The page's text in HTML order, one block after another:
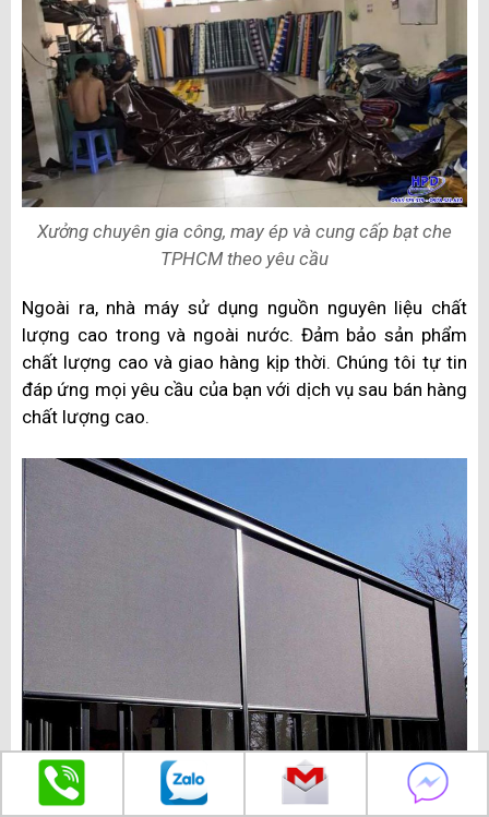
Xưởng chuyên gia công, may ép và cung cấp bạt che
TPHCM theo yêu cầu
Ngoài ra, nhà máy sử dụng nguồn nguyên liệu chất
lượng cao trong và ngoài nước. Đảm bảo sản phẩm
chất lượng cao và giao hàng kịp thời. Chúng tôi tự tin
đáp ứng mọi yêu cầu của bạn với dịch vụ sau bán hàng
chất lượng cao.